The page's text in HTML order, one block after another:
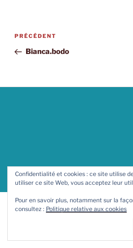
Navigation
l’article
Article
précédent
PRÉCÉDENT
Bianca.bodo
Site créé par
Confidentialité et cookies : ce site utilise
utiliser ce site Web, vous acceptez leur
Pour en savoir plus, notamment sur la
consultez : Politique relative aux cookies